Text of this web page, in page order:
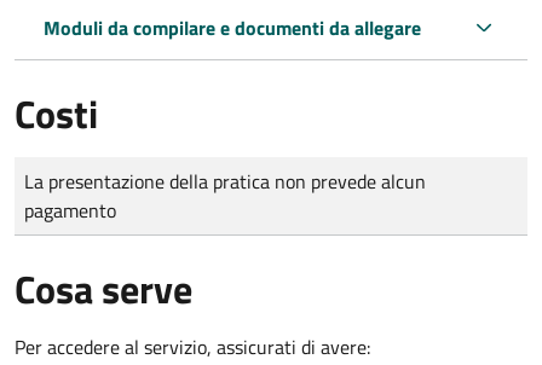
Moduli da compilare e documenti da allegare
Costi
Tipo di pagamento
Importo
La presentazione della pratica non prevede alcun
pagamento
Cosa serve
Per accedere al servizio, assicurati di avere: